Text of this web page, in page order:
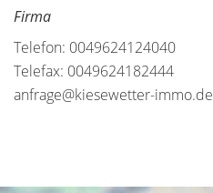
Firma
Telefon: 0049624124040
Telefax: 0049624182444
anfrage@kiesewetter-immo.de